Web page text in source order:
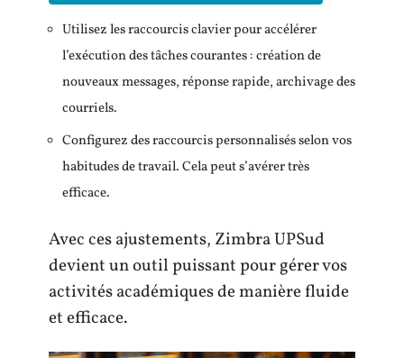
Utilisez les raccourcis clavier pour accélérer
l’exécution des tâches courantes : création de
nouveaux messages, réponse rapide, archivage des
courriels.
Configurez des raccourcis personnalisés selon vos
habitudes de travail. Cela peut s’avérer très
efficace.
Avec ces ajustements, Zimbra UPSud
devient un outil puissant pour gérer vos
activités académiques de manière fluide
et efficace.